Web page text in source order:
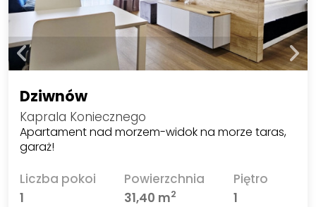
Dziwnów
Kaprala Koniecznego
Apartament nad morzem-widok na morze taras,
garaż!
Liczba pokoi
1
Powierzchnia
31,40 m2
Piętro
1